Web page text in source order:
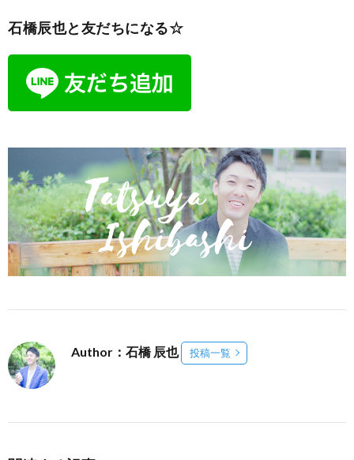
石橋辰也と友だちになる☆
Author：石橋 辰也 投稿一覧